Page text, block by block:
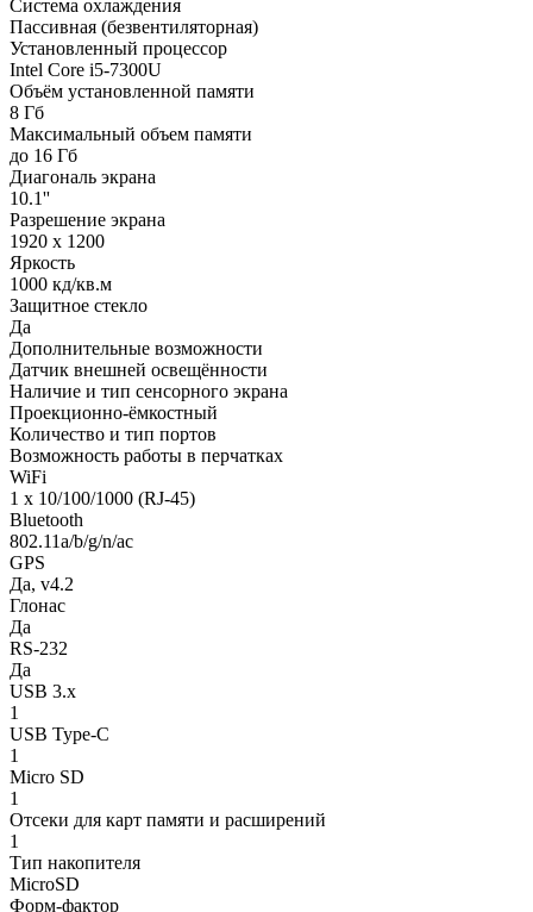
Система охлаждения
Пассивная (безвентиляторная)
Установленный процессор
Intel Core i5-7300U
Объём установленной памяти
8 Гб
Максимальный объем памяти
до 16 Гб
Диагональ экрана
10.1''
Разрешение экрана
1920 x 1200
Яркость
1000 кд/кв.м
Защитное стекло
Да
Дополнительные возможности
Датчик внешней освещённости
Наличие и тип сенсорного экрана
Проекционно-ёмкостный
Количество и тип портов
Возможность работы в перчатках
WiFi
1 х 10/100/1000 (RJ-45)
Bluetooth
802.11a/b/g/n/ac
GPS
Да, v4.2
Глонас
Да
RS-232
Да
USB 3.x
1
USB Type-C
1
Micro SD
1
Отсеки для карт памяти и расширений
1
Тип накопителя
MicroSD
Форм-фактор